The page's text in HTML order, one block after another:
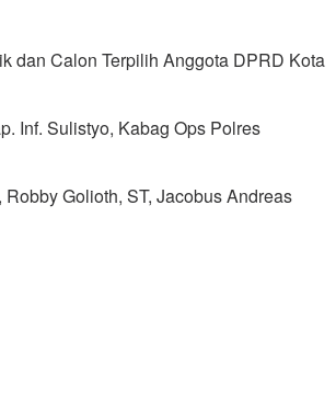
dan Calon Terpilih Anggota DPRD Kota
Inf. Sulistyo, Kabag Ops Polres
Golioth, ST, Jacobus Andreas